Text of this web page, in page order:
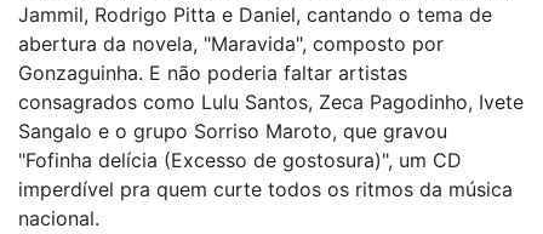
Jammil, Rodrigo Pitta e Daniel, cantando o tema de
abertura da novela, "Maravida", composto por
Gonzaguinha. E não poderia faltar artistas
consagrados como Lulu Santos, Zeca Pagodinho, Ivete
Sangalo e o grupo Sorriso Maroto, que gravou
"Fofinha delícia (Excesso de gostosura)", um CD
imperdível pra quem curte todos os ritmos da música
nacional.